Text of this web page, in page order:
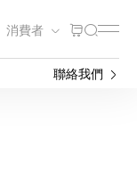
消費者
聯絡我們